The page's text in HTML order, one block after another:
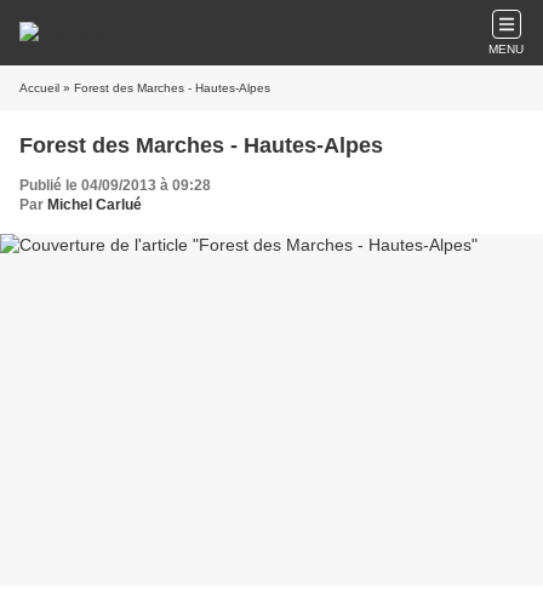
MENU
Accueil » Forest des Marches - Hautes-Alpes
Forest des Marches - Hautes-Alpes
Publié le 04/09/2013 à 09:28
Par Michel Carlué